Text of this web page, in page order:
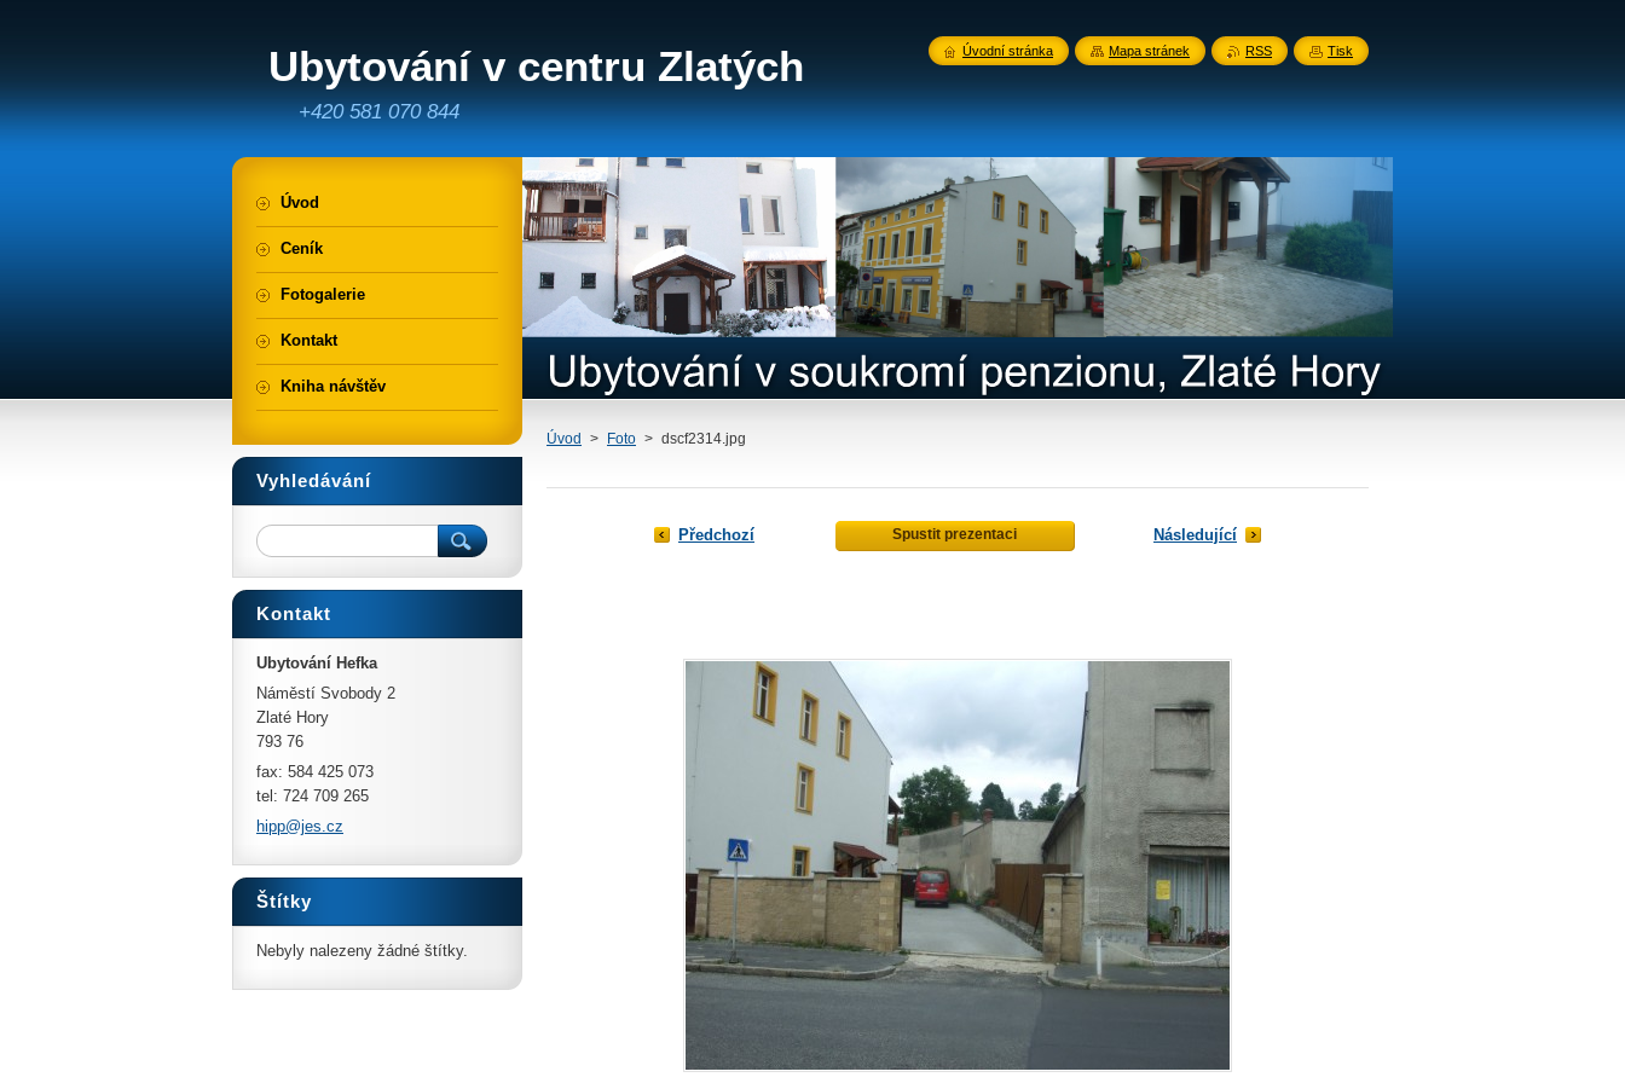
Ubytování v centru Zlatých
Hor
+420 581 070 844
Úvod > Foto > dscf2314.jpg
Předchozí Spustit prezentaci Následující
Úvod
Ceník
Fotogalerie
Kontakt
Kniha návštěv
Vyhledávání
Kontakt
Ubytování Hefka
Náměstí Svobody 2
Zlaté Hory
793 76
fax: 584 425 073
tel: 724 709 265
hipp@jes.cz
Štítky
Nebyly nalezeny žádné štítky.
Úvodní stránka Mapa stránek RSS Tisk